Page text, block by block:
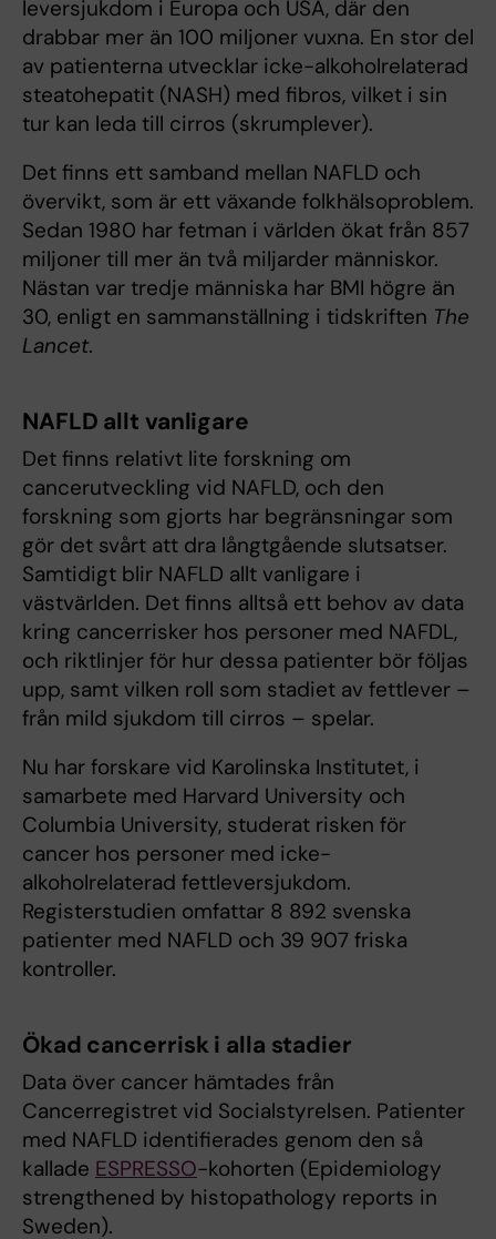
leversjukdom i Europa och USA, där den
drabbar mer än 100 miljoner vuxna. En stor del
av patienterna utvecklar icke-alkoholrelaterad
steatohepatit (NASH) med fibros, vilket i sin
tur kan leda till cirros (skrumplever).
Det finns ett samband mellan NAFLD och
övervikt, som är ett växande folkhälsoproblem.
Sedan 1980 har fetman i världen ökat från 857
miljoner till mer än två miljarder människor.
Nästan var tredje människa har BMI högre än
30, enligt en sammanställning i tidskriften The
Lancet.
NAFLD allt vanligare
Det finns relativt lite forskning om
cancerutveckling vid NAFLD, och den
forskning som gjorts har begränsningar som
gör det svårt att dra långtgående slutsatser.
Samtidigt blir NAFLD allt vanligare i
västvärlden. Det finns alltså ett behov av data
kring cancerrisker hos personer med NAFDL,
och riktlinjer för hur dessa patienter bör följas
upp, samt vilken roll som stadiet av fettlever –
från mild sjukdom till cirros – spelar.
Nu har forskare vid Karolinska Institutet, i
samarbete med Harvard University och
Columbia University, studerat risken för
cancer hos personer med icke-
alkoholrelaterad fettleversjukdom.
Registerstudien omfattar 8 892 svenska
patienter med NAFLD och 39 907 friska
kontroller.
Ökad cancerrisk i alla stadier
Data över cancer hämtades från
Cancerregistret vid Socialstyrelsen. Patienter
med NAFLD identifierades genom den så
kallade ESPRESSO-kohorten (Epidemiology
strengthened by histopathology reports in
Sweden).